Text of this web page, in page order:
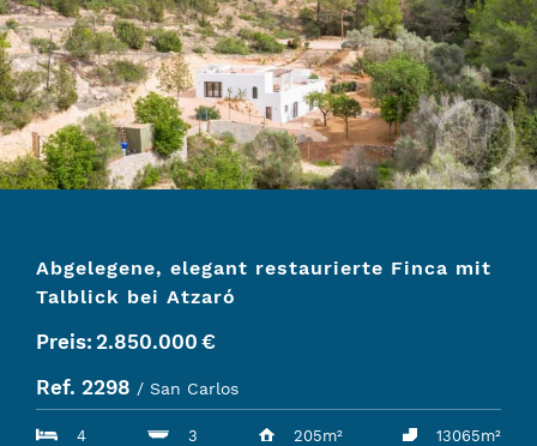
Abgelegene, elegant restaurierte Finca mit
Talblick bei Atzaró
Preis: 2.850.000 €
Ref. 2298 / San Carlos
4 3 205m² 13065m²